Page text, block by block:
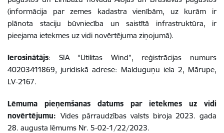
(informācija par zemes kadastra vienībām, uz kurām ir
plānota staciju būvniecība un saistītā infrastruktūra, ir
pieejama ietekmes uz vidi novērtējuma ziņojumā).
Ierosinātājs: SIA “Utilitas Wind”, reģistrācijas numurs
40203411869, juridiskā adrese: Malduguņu iela 2, Mārupe,
LV-2167.
Lēmuma pieņemšanas datums par ietekmes uz vidi
novērtējumu: Vides pārraudzības valsts biroja 2023. gada
28. augusta lēmums Nr. 5-02-1/22/2023.